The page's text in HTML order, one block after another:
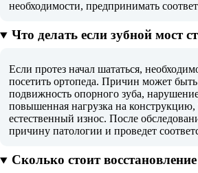
необходимости, предпринимать
Что делать если зубной мост
Если протез начал шататься,
посетить ортопеда. Причин может быть
подвижность опорного зуба,
повышенная нагрузка на конструкцию,
естественный износ. После
причину патологии и проведет
Сколько стоит